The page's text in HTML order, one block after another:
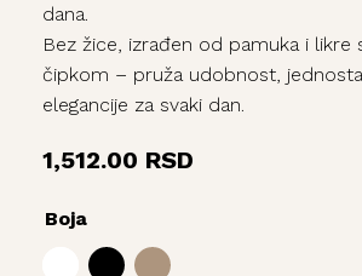
dana.
Bez žice, izrađen od pamuka i likre
čipkom – pruža udobnost,
elegancije za svaki dan.
1,512.00 RSD
Boja